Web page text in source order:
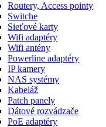
Routery, Access pointy
Switche
Sieťové karty
Wifi adaptéry
Wifi antény
Powerline adaptéry
IP kamery
NAS systémy
Kabeláž
Patch panely
Dátové rozvádzače
PoE adaptéry